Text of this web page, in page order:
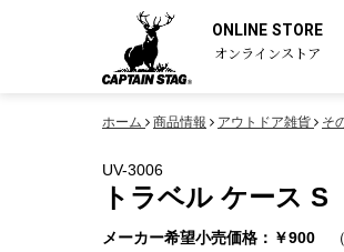
ONLINE STORE
オンラインストア
ホーム 商品情報 アウトドア雑貨 そ
UV-3006
トラベル ケース S
メーカー希望小売価格：￥900